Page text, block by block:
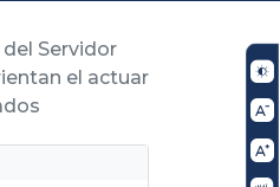
Servidor
el actuar